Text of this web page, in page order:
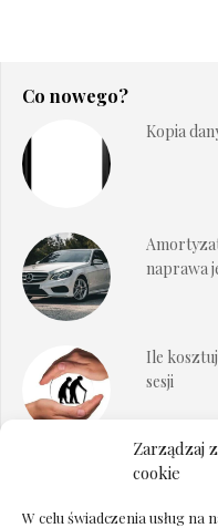
Zarządzaj
cookie
W celu świadczenia usług
Co nowego?
Kopia
naprawa
Ile
sesji